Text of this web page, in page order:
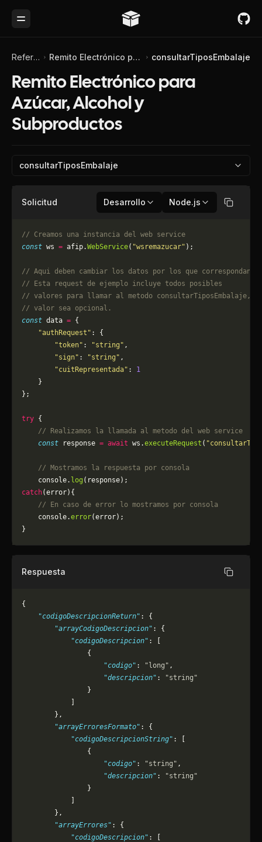
Toggle Menu
Referencia de API Remito Electrónico para Azúcar, Alcohol y Subproductos consultarTiposEmbalaje
Remito Electrónico para
Azúcar, Alcohol y
Subproductos
consultarTiposEmbalaje
Solicitud Desarrollo Node.js Copiar
// Creamos una instancia del web service
const ws = afip.WebService( "wsremazucar" );
// Aqui deben cambiar los datos por los que correspondan.
// Esta request de ejemplo incluye todos posibles
// valores para llamar al metodo consultarTiposEmbalaje,
// valor sea opcional.
const data = {
    "authRequest"
: {
        "token"
: "string" ,
        "sign"
: "string" ,
        "cuitRepresentada"
: 1
    }
};
try {
    // Realizamos la llamada al metodo del web service
    const
response = await ws.executeRequest (
    // Mostramos la respuesta por consola
    console.
log (response);
catch(error){
    // En caso de error lo mostramos por consola
	console.
error(error);
}
Respuesta Copiar
{
    "codigoDescripcionReturn"
: {
        "arrayCodigoDescripcion"
: {
            "codigoDescripcion"
: [
                {
                    "codigo"
: "long" ,
                    "descripcion"
:
"string"
                }
        },
        "arrayErroresFormato"
: {
            "codigoDescripcionString"
: [
                {
                    "codigo"
: "string" ,
                    "descripcion"
:
"string"
                }
        },
        "arrayErrores"
: {
            "codigoDescripcion"
: [